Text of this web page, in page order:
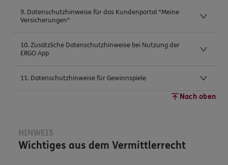
9. Datenschutzhinweise für das Kundenportal "Meine
Versicherungen"
10. Zusätzliche Datenschutzhinweise bei Nutzung der
ERGO App
11. Datenschutzhinweise für Gewinnspiele
Nach oben
HINWEIS
Wichtiges aus dem Vermittlerrecht